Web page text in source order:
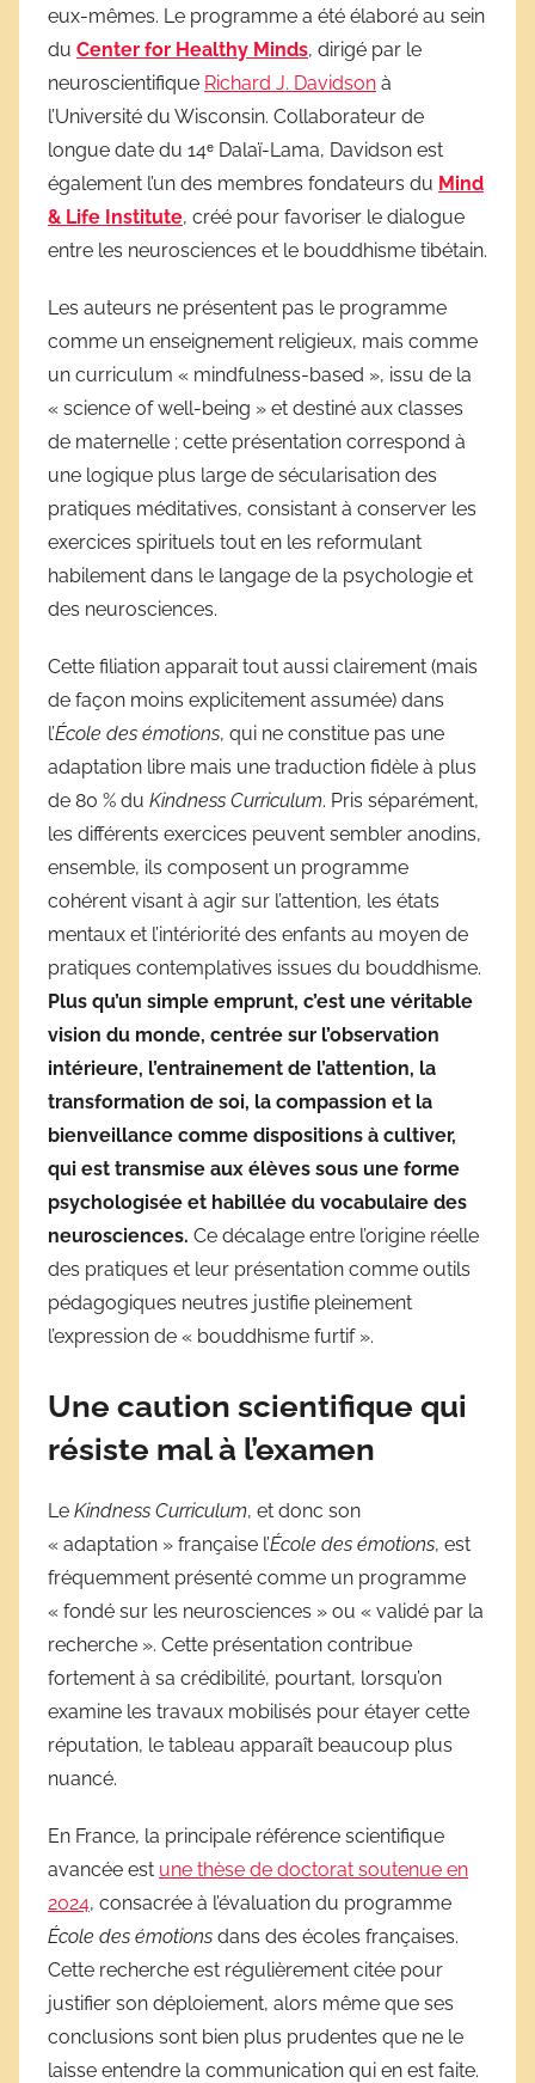
eux-mêmes. Le programme a été élaboré au sein
du Center for Healthy Minds, dirigé par le
neuroscientifique Richard J. Davidson à
l’Université du Wisconsin. Collaborateur de
longue date du 14ᵉ Dalaï-Lama, Davidson est
également l’un des membres fondateurs du Mind
& Life Institute, créé pour favoriser le dialogue
entre les neurosciences et le bouddhisme tibétain.
Les auteurs ne présentent pas le programme
comme un enseignement religieux, mais comme
un curriculum « mindfulness-based », issu de la
« science of well-being » et destiné aux classes
de maternelle ; cette présentation correspond à
une logique plus large de sécularisation des
pratiques méditatives, consistant à conserver les
exercices spirituels tout en les reformulant
habilement dans le langage de la psychologie et
des neurosciences.
Cette filiation apparait tout aussi clairement (mais
de façon moins explicitement assumée) dans
l’École des émotions, qui ne constitue pas une
adaptation libre mais une traduction fidèle à plus
de 80 % du Kindness Curriculum. Pris séparément,
les différents exercices peuvent sembler anodins,
ensemble, ils composent un programme
cohérent visant à agir sur l’attention, les états
mentaux et l’intériorité des enfants au moyen de
pratiques contemplatives issues du bouddhisme.
Plus qu’un simple emprunt, c’est une véritable
vision du monde, centrée sur l’observation
intérieure, l’entrainement de l’attention, la
transformation de soi, la compassion et la
bienveillance comme dispositions à cultiver,
qui est transmise aux élèves sous une forme
psychologisée et habillée du vocabulaire des
neurosciences. Ce décalage entre l’origine réelle
des pratiques et leur présentation comme outils
pédagogiques neutres justifie pleinement
l’expression de « bouddhisme furtif ».
Une caution scientifique qui
résiste mal à l’examen
Le Kindness Curriculum, et donc son
« adaptation » française l’École des émotions, est
fréquemment présenté comme un programme
« fondé sur les neurosciences » ou « validé par la
recherche ». Cette présentation contribue
fortement à sa crédibilité, pourtant, lorsqu’on
examine les travaux mobilisés pour étayer cette
réputation, le tableau apparaît beaucoup plus
nuancé.
En France, la principale référence scientifique
avancée est une thèse de doctorat soutenue en
2024, consacrée à l’évaluation du programme
École des émotions dans des écoles françaises.
Cette recherche est régulièrement citée pour
justifier son déploiement, alors même que ses
conclusions sont bien plus prudentes que ne le
laisse entendre la communication qui en est faite.